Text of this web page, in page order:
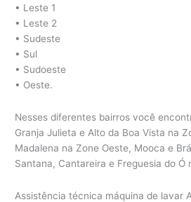
• Leste 1
• Leste 2
• Sudeste
• Sul
• Sudoeste
• Oeste.
Nesses diferentes bairros você
Granja Julieta e Alto da Boa Vista na
Madalena na Zone Oeste, Mooca e
Santana, Cantareira e Freguesia do Ó
Assistência técnica máquina de lavar